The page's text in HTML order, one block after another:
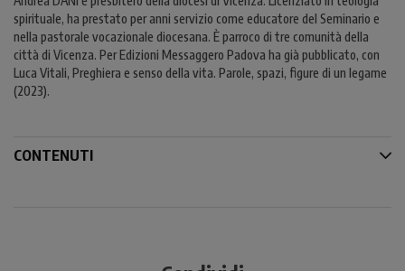
spirituale, ha prestato per anni servizio come educatore del Seminario e
nella pastorale vocazionale diocesana. È parroco di tre comunità della
città di Vicenza. Per Edizioni Messaggero Padova ha già pubblicato, con
Luca Vitali, Preghiera e senso della vita. Parole, spazi, figure di un legame
(2023).
CONTENUTI